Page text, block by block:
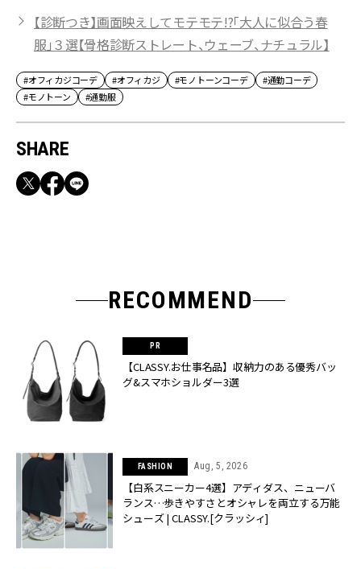
【診断つき】画面映えしてモテモテ!?「大人に似合う春
服」３選【骨格診断ストレート、ウェーブ、ナチュラル】
#オフィカジコーデ #オフィカジ #モノトーンコーデ
#通勤コーデ
#モノトーン
#通勤服
SHARE
RECOMMEND
【CLASSY.お仕事名品】収納力のある優秀バッ
グ&スマホショルダー3選
FASHION Aug, 5, 2026
【白系スニーカー4選】アディダス、ニューバ
ランス…歩きやすさとオシャレを両立する万能
シューズ | CLASSY.[クラッシィ]